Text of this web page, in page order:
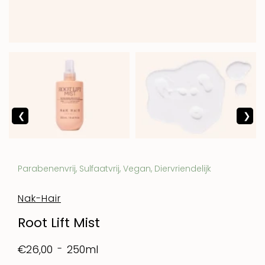
Parabenenvrij, Sulfaatvrij, Vegan, Diervriendelijk
Nak-Hair
Root Lift Mist
€26,00 250ml